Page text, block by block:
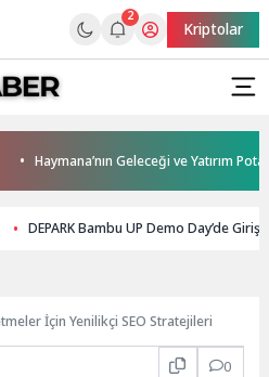
2
Kriptolar
Haymana’nın Geleceği ve Yatırım Potansiyeli
DEPARK Bambu UP Demo Day’de
İçin Yenilikçi SEO Stratejileri
0